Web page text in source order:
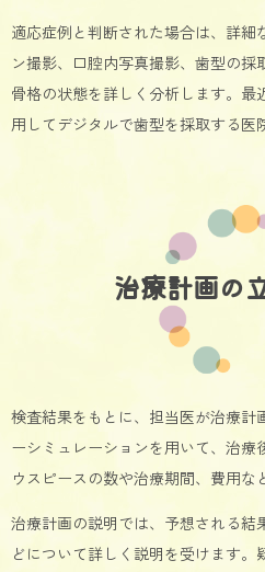
適応症例と判断された場合は、詳
ン撮影、口腔内写真撮影、歯型の
骨格の状態を詳しく分析します。最
用してデジタルで歯型を採取する医
治療計画の
検査結果をもとに、担当医が治療計
ーシミュレーションを用いて、治療
ウスピースの数や治療期間、費用な
治療計画の説明では、予想される結
どについて詳しく説明を受けます。